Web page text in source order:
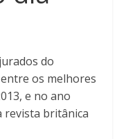
do
os melhores
e no ano
revista britânica